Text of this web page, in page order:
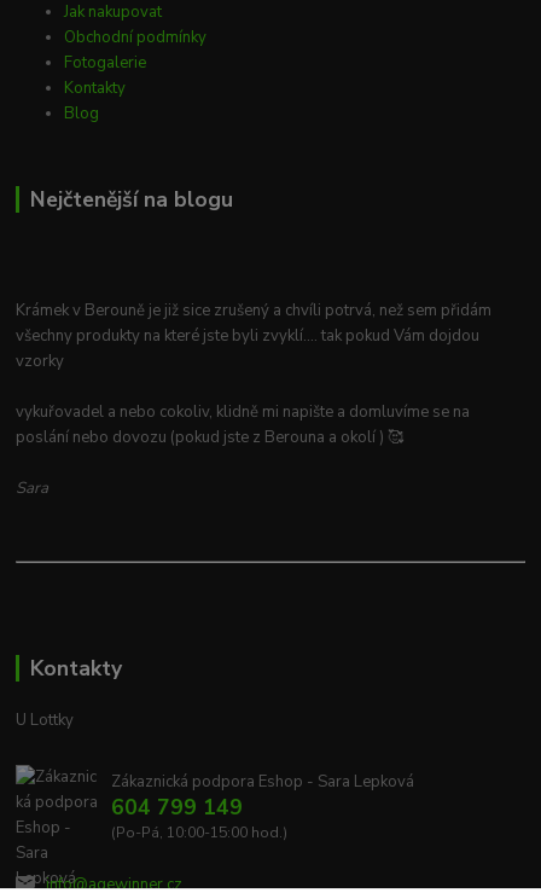
Jak nakupovat
Obchodní podmínky
Fotogalerie
Kontakty
Blog
Nejčtenější na blogu
Krámek v Berouně je již sice zrušený a chvíli potrvá, než sem přidám
všechny produkty na které jste byli zvyklí.... tak pokud Vám dojdou
vzorky
vykuřovadel a nebo cokoliv, klidně mi napište a domluvíme se na
poslání nebo dovozu (pokud jste z Berouna a okolí ) 🥰
Sara
Kontakty
U Lottky
Zákaznická podpora Eshop - Sara Lepková
604 799 149
(Po-Pá, 10:00-15:00 hod.)
info@agewinner.cz